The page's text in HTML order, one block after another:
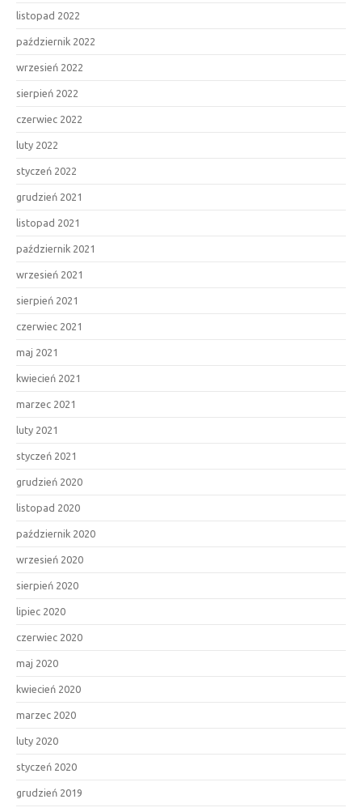
listopad 2022
październik 2022
wrzesień 2022
sierpień 2022
czerwiec 2022
luty 2022
styczeń 2022
grudzień 2021
listopad 2021
październik 2021
wrzesień 2021
sierpień 2021
czerwiec 2021
maj 2021
kwiecień 2021
marzec 2021
luty 2021
styczeń 2021
grudzień 2020
listopad 2020
październik 2020
wrzesień 2020
sierpień 2020
lipiec 2020
czerwiec 2020
maj 2020
kwiecień 2020
marzec 2020
luty 2020
styczeń 2020
grudzień 2019